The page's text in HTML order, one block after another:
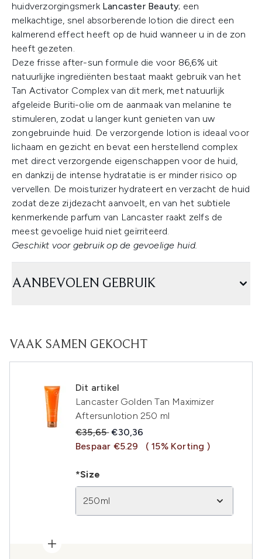
huidverzorgingsmerk Lancaster Beauty; een
melkachtige, snel absorberende lotion die direct een
kalmerend effect heeft op de huid wanneer u in de zon
heeft gezeten.
Deze frisse after-sun formule die voor 86,6% uit
natuurlijke ingrediënten bestaat maakt gebruik van het
Tan Activator Complex van dit merk, met natuurlijk
afgeleide Buriti-olie om de aanmaak van melanine te
stimuleren, zodat u langer kunt genieten van uw
zongebruinde huid. De verzorgende lotion is ideaal voor
lichaam en gezicht en bevat een herstellend complex
met direct verzorgende eigenschappen voor de huid,
en dankzij de intense hydratatie is er minder risico op
vervellen. De moisturizer hydrateert en verzacht de huid
zodat deze zijdezacht aanvoelt, en van het subtiele
kenmerkende parfum van Lancaster raakt zelfs de
meest gevoelige huid niet geïrriteerd.
Geschikt voor gebruik op de gevoelige huid.
AANBEVOLEN GEBRUIK
VAAK SAMEN GEKOCHT
Dit artikel
Lancaster Golden Tan Maximizer
Aftersunlotion 250 ml
Recommended Retail Price:
€35,65Huidige prijs:
€30,36
Bespaar €5.29
( 15% Korting )
*Size
250ml